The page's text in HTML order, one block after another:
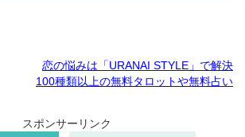
恋の悩みは「URANAI STYLE」で解決
100種類以上の無料タロットや無料占い
スポンサーリンク